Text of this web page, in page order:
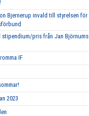
Bjernerup invald till styrelsen för
pris från Jan Björnums
IF
2023